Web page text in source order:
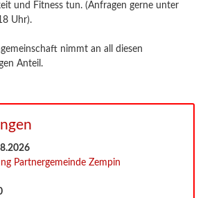
und Fitness tun. (Anfragen gerne unter
Uhr).
nimmt an all diesen
Anteil.
Partnergemeinde Zempin